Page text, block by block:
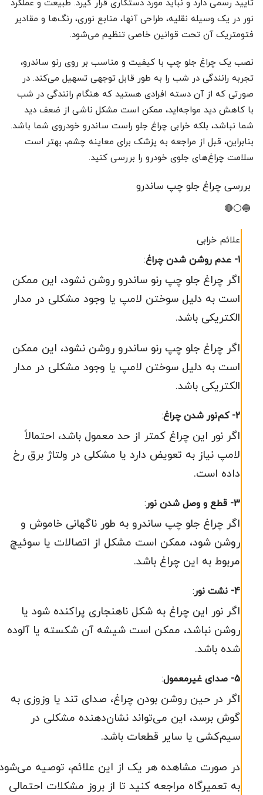
تأیید رسمی دارد و نباید مورد دستکاری قرار گیرد. طبیعت و عملکرد
نور در یک وسیله نقلیه، طراحی آنها، منابع نوری، رنگ‌ها و مقادیر
فتومتریک آن تحت قوانین خاصی تنظیم می‌شود.
نصب یک چراغ جلو چپ با کیفیت و مناسب بر روی رنو ساندرو،
تجربه رانندگی در شب را به طور قابل توجهی تسهیل می‌کند. در
صورتی که از آن دسته افرادی هستید که هنگام رانندگی در شب
با کاهش دید مواجه‌اید، ممکن است مشکل ناشی از ضعف دید
شما نباشد، بلکه خرابی چراغ جلو راست ساندرو خودروی شما باشد.
بنابراین، قبل از مراجعه به پزشک برای معاینه چشم، بهتر است
سلامت چراغ‌های جلوی خودرو را بررسی کنید.
بررسی چراغ جلو چپ ساندرو
🔵⚪🔴
علائم خرابی
1- عدم روشن شدن چراغ
:
اگر چراغ جلو چپ رنو ساندرو روشن نشود، این ممکن
است به دلیل سوختن لامپ یا وجود مشکلی در مدار
الکتریکی باشد.
اگر چراغ جلو چپ رنو ساندرو روشن نشود، این ممکن
است به دلیل سوختن لامپ یا وجود مشکلی در مدار
الکتریکی باشد.
2- کم‌نور شدن چراغ :
اگر نور این چراغ کمتر از حد معمول باشد، احتمالاً
لامپ نیاز به تعویض دارد یا مشکلی در ولتاژ برق رخ
داده است.
3- قطع و وصل شدن نور :
اگر چراغ جلو چپ ساندرو به طور ناگهانی خاموش و
روشن شود، ممکن است مشکل از اتصالات یا سوئیچ
مربوط به این چراغ باشد.
4- نشت نور :
اگر نور این چراغ به شکل ناهنجاری پراکنده شود یا
روشن نباشد، ممکن است شیشه آن شکسته یا آلوده
شده باشد.
5- صدای غیرمعمول :
اگر در حین روشن بودن چراغ، صدای تند یا وزوزی به
گوش برسد، این می‌تواند نشان‌دهنده مشکلی در
سیم‌کشی یا سایر قطعات باشد.
در صورت مشاهده هر یک از این علائم، توصیه
به تعمیرگاه مراجعه کنید تا از بروز مشکلات احتمالی